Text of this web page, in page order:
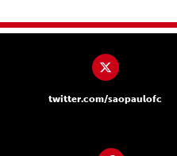
twitter.com/saopaulofc